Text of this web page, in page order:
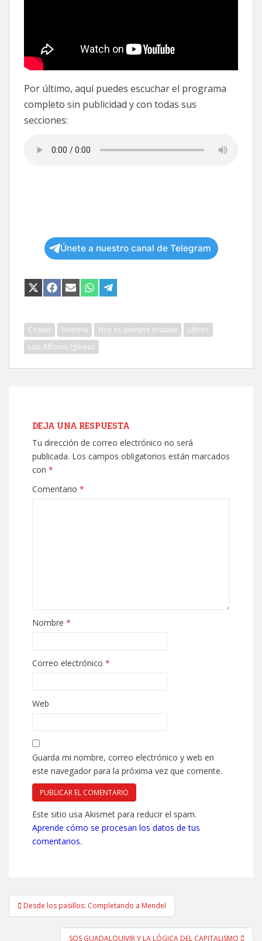
Por último, aquí puedes escuchar el programa
completo sin publicidad y con todas sus
secciones:
Únete a nuestro canal de Telegram
COMPARTIR
EN
COMPARTIR
EN
COMPARTIR
EN
COMPARTIR
EN
COMPARTIR
EN
Cossío Historia Hoy es siempre todavía
Libros
Luis Alfonso Iglesias
DEJA UNA RESPUESTA
Tu dirección de correo electrónico no será
publicada. Los campos obligatorios están marcados
con *
Comentario *
Nombre *
Correo electrónico *
Web
Guarda mi nombre, correo electrónico y web en
este navegador para la próxima vez que comente.
Este sitio usa Akismet para reducir el spam.
Aprende cómo se procesan los datos de tus
comentarios.
Navegación
de
entradas
Desde los pasillos: Completando a Mendel
SOS GUADALQUIVIR Y LA LÓGICA DEL CAPITALISMO